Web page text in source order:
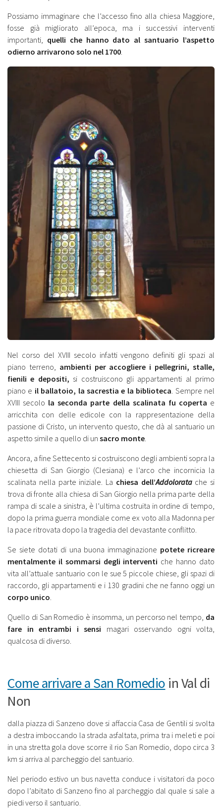
Possiamo immaginare che l’accesso fino alla chiesa Maggiore,
fosse già migliorato all’epoca, ma i successivi interventi
importanti, quelli che hanno dato al santuario l’aspetto
odierno arrivarono solo nel 1700.
Nel corso del XVIII secolo infatti vengono definiti gli spazi al
piano terreno, ambienti per accogliere i pellegrini, stalle,
fienili e depositi, si costruiscono gli appartamenti al primo
piano e il ballatoio, la sacrestia e la biblioteca . Sempre nel
XVIII secolo la seconda parte della scalinata fu coperta e
arricchita con delle edicole con la rappresentazione della
passione di Cristo, un intervento questo, che dà al santuario un
aspetto simile a quello di un sacro monte
Ancora, a fine Settecento si costruiscono degli ambienti sopra la
chiesetta di San Giorgio (Clesiana) e l’arco che incornicia la
scalinata nella parte iniziale. La chiesa dell’Addoloratache si
trova di fronte alla chiesa di San Giorgio nella prima parte della
rampa di scale a sinistra, è l’ultima costruita in ordine di tempo,
dopo la prima guerra mondiale come ex voto alla Madonna per
la pace ritrovata dopo la tragedia del devastante conflitto.
Se siete dotati di una buona immaginazione potete ricreare
mentalmente il sommarsi degli interventi che hanno dato
vita all’attuale santuario con le sue 5 piccole chiese, gli spazi di
raccordo, gli appartamenti e i 130 gradini che ne fanno oggi un
corpo unico
Quello di San Romedio è insomma, un percorso nel tempo, da
fare in entrambi i sensi magari osservando ogni volta,
qualcosa di diverso.
Come arrivare a San Romedio in Val di
Non
dalla piazza di Sanzeno dove si affaccia Casa de Gentili si svolta
a destra imboccando la strada asfaltata, prima tra i meleti e poi
in una stretta gola dove scorre il rio San Romedio, dopo circa 3
km si arriva al parcheggio del santuario.
Nel periodo estivo un bus navetta conduce i visitatori da poco
dopo l’abitato di Sanzeno fino al parcheggio dal quale si sale a
piedi verso il santuario.